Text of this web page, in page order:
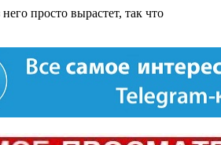
просто вырастет, так что